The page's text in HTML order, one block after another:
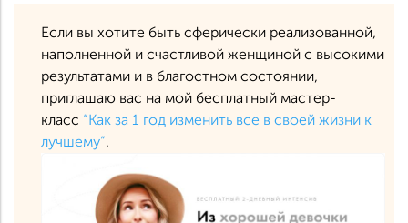
Если вы хотите быть сферически реализованной,
наполненной и счастливой женщиной с высокими
результатами и в благостном состоянии,
приглашаю вас на мой бесплатный мастер-
класс “Как за 1 год изменить все в своей жизни к
лучшему”.